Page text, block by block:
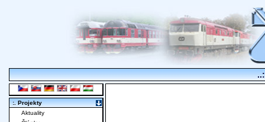
:. Projekty
Aktuality